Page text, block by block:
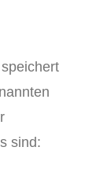
sind: